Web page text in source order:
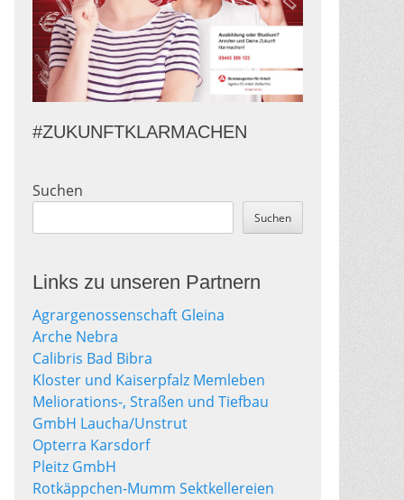
#ZUKUNFTKLARMACHEN
Suchen
Suchen
Links zu unseren Partnern
Agrargenossenschaft Gleina
Arche Nebra
Calibris Bad Bibra
Kloster und Kaiserpfalz Memleben
Meliorations-, Straßen und Tiefbau
GmbH Laucha/Unstrut
Opterra Karsdorf
Pleitz GmbH
Rotkäppchen-Mumm Sektkellereien